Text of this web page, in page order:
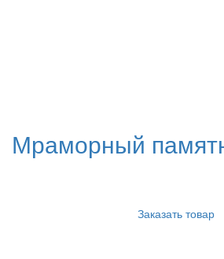
Мраморный
Заказать товар